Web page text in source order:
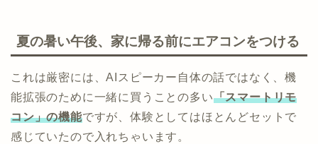
夏の暑い午後、家に帰る前にエアコンをつける
これは厳密には、AIスピーカー自体の話ではなく、機
能拡張のために一緒に買うことの多い「スマートリモ
コン」の機能ですが、体験としてはほとんどセットで
感じていたので入れちゃいます。